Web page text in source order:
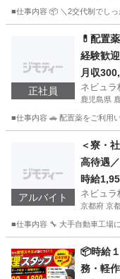
■仕事内容 📦 ＼2交代制でし
その他
正社員
💊配置
経験歓
｜ルー
月収
ネビュラ
鹿児島県
■仕事内容 🚗 配置薬をご利用
営業
アルバイト
＜寮・
高待遇
万円以
製造ス
時給
ネビュラ
京都府 京
■仕事内容 🔧 大手自動車工場
軽作業
📦時給
務・軽